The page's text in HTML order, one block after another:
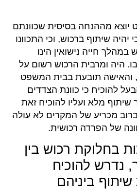
מההנחה בסיסית שכוונתם
יהיה שיתוף ברכוש, וכי התכוונו
חייה נישואין הינו
היה ומרבית הרכוש רשום על
והאישה תובעת בבית המשפט
להוכיח כי כוונת הצדדים
מלא ועליו להוכיח זאת
מכריע של המקרים לא עולה
של הפרדה רכושית.
בחלוקת רכוש בין
נדרש להוכיח
ביניהם